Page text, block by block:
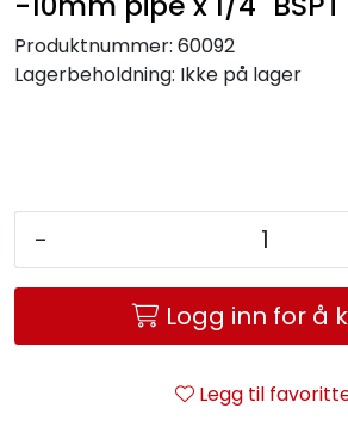
Produktnummer: 60092
Lagerbeholdning: Ikke på lager
-
Logg inn for å
Legg til
Service og support
Kontakt oss